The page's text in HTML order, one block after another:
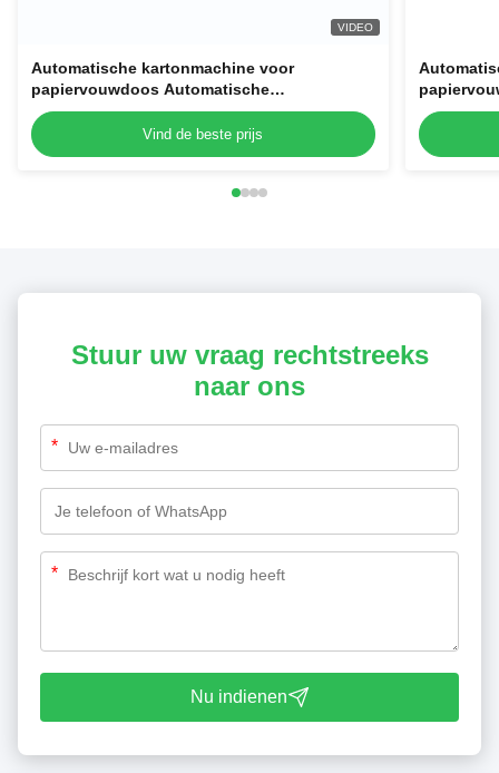
VIDEO
Automatische kartonmachine voor
papiervouwdoos Automatische
kartonmachine voor cosmetische buizen
Flessen pottenVind de beste prijs
Flessen
Stuur uw vraag rechtstreeks
naar ons
*
*
Nu indienen